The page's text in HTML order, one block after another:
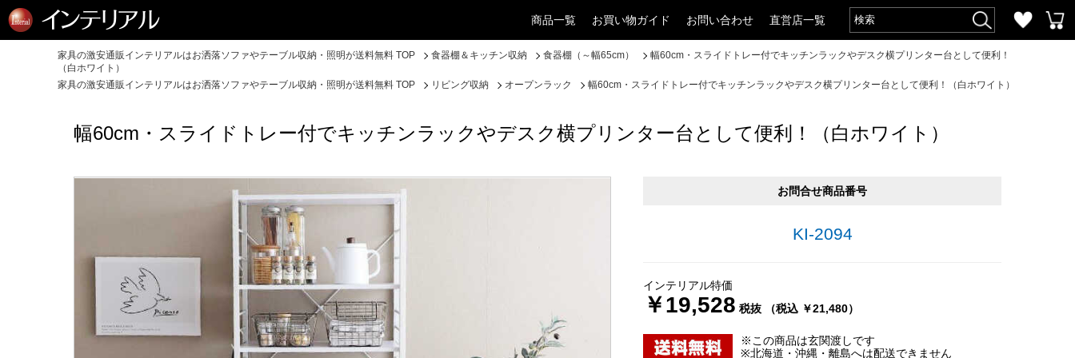
商品一覧 お買い物ガイド お問い合わせ 直営店一覧
家具の激安通販インテリアルはお洒落ソファやテーブル収納・照明が送料無料 TOP 食器棚＆キッチン収納 食器棚（～幅65cm）
幅60cm・スライドトレー付でキッチンラックやデスク横プリンター台として便利！
（白ホワイト）
家具の激安通販インテリアルはお洒落ソファやテーブル収納・照明が送料無料 TOP
リビング収納 オープンラック 幅60cm・スライドトレー付でキッチンラックやデスク横プリンター台として便利！（白ホワイト）
幅60cm・スライドトレー付でキッチンラックやデスク横プリンター台として便利！（白ホワイト）
お問合せ商品番号
KI-2094
インテリアル特価
￥19,528 税抜 （税込 ￥21,480）
※この商品は玄関渡しです
※北海道・沖縄・離島へは配送できません